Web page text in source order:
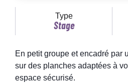
Type
Stage
En petit groupe et encadré par
sur des planches adaptées à
espace sécurisé.